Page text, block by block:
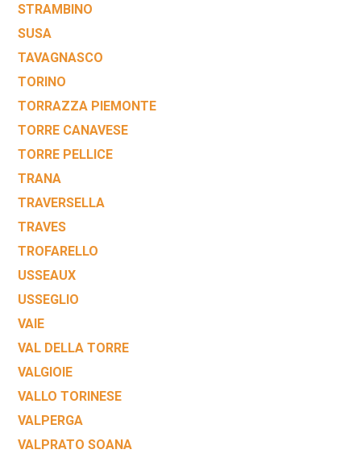
STRAMBINO
SUSA
TAVAGNASCO
TORINO
TORRAZZA PIEMONTE
TORRE CANAVESE
TORRE PELLICE
TRANA
TRAVERSELLA
TRAVES
TROFARELLO
USSEAUX
USSEGLIO
VAIE
VAL DELLA TORRE
VALGIOIE
VALLO TORINESE
VALPERGA
VALPRATO SOANA